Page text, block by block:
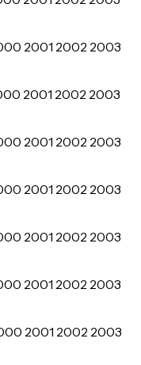
2001 2002 2003
2001 2002 2003
2001 2002 2003
2001 2002 2003
2001 2002 2003
2001 2002 2003
2001 2002 2003